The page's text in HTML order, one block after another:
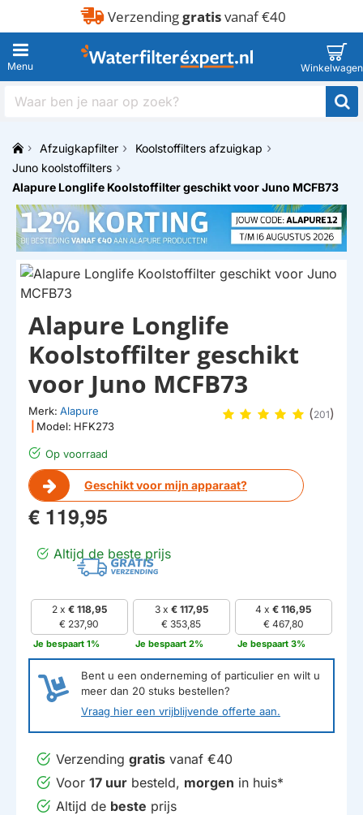
Verzendinggratisvanaf €40
Waar
naar
zoek?
h
m
e
Afzuigkapfilter
Koolstoffilters afzuigkap
Juno koolstoffilters
Alapure Longlife Koolstoffilter geschikt voor Juno MCFB73
HUISMERK
Op voorraad
Geschikt voor mijn apparaat?
Alapure Longlife
Koolstoffilter geschikt
voor Juno MCFB73
Merk: Alapure
Model: HFK273
(201)
€ 119,95
Altijd de beste prijs
2 x € 118,95
€ 237,90
Je bespaart 1%
3 x € 117,95
€ 353,85
Je bespaart 2%
4 x€ 116,95
€ 467,80
Je bespaart 3%
Bent u een onderneming of particulier en wilt u
meer dan 20 stuks bestellen?
Vraag hier een vrijblijvende offerte aan.
Verzending gratis vanaf €40
Voor 17 uur besteld, morgen in huis*
Altijd de beste prijs